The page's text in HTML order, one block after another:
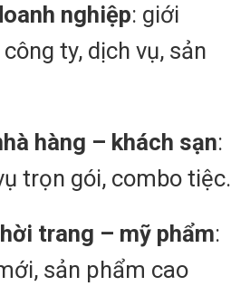
nghiệp: giới
ty, dịch vụ, sản
hàng – khách sạn:
trọn gói, combo tiệc.
trang – mỹ phẩm:
sản phẩm cao